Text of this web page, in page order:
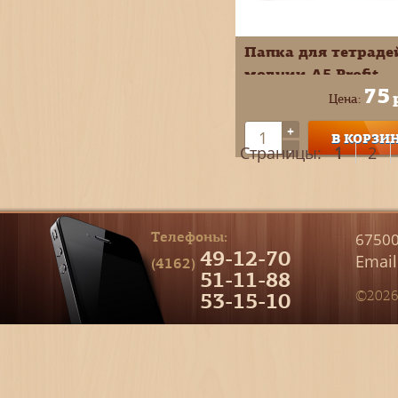
Папка для
молнии А5 Profit
Гламурный
ПТ-6277
Цена: 75
+
-
В
Страницы: 1 2
Телефоны:
(4162) 49-12-70
51-11-88
53-15-10